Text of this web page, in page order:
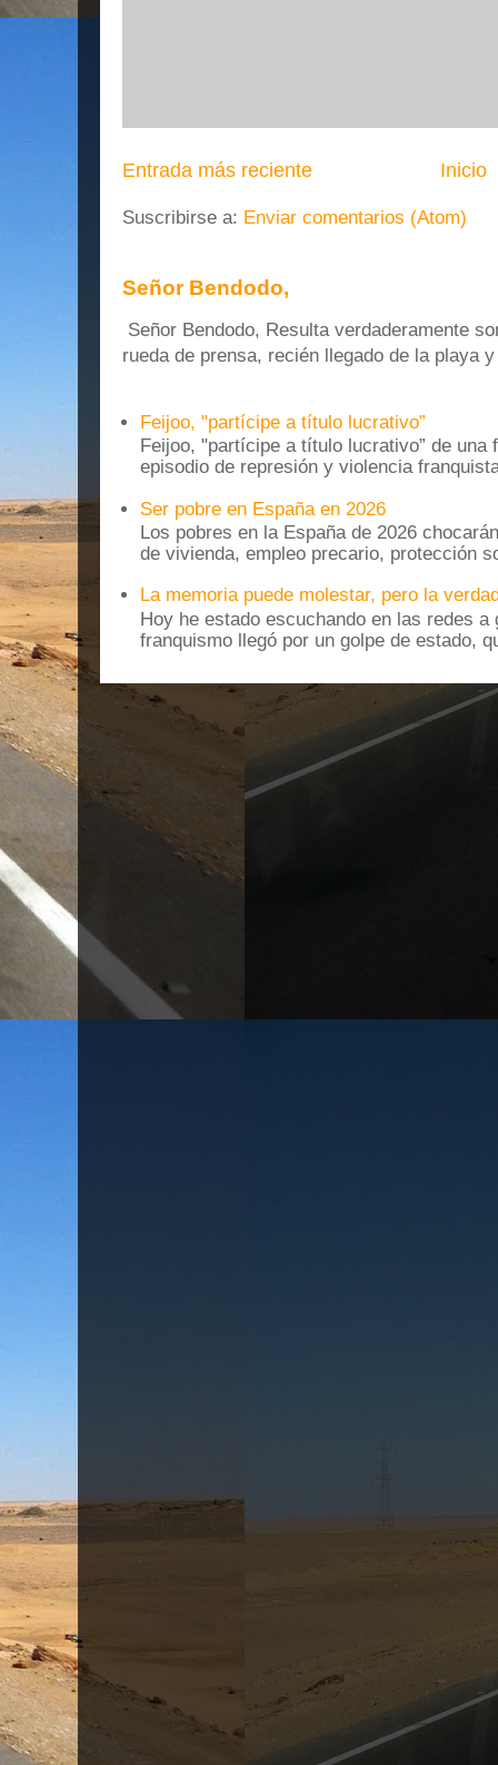
Entrada más reciente Inicio
Suscribirse a: Enviar comentarios (Atom)
Señor Bendodo,
Señor Bendodo, Resulta verdaderamente
rueda de prensa, recién llegado de la playa
Feijoo, "partícipe a título lucrativo”
Feijoo, "partícipe a título lucrativo” de una
episodio de represión y violencia
Ser pobre en España en 2026
Los pobres en la España de 2026
de vivienda, empleo precario, protección
La memoria puede molestar, pero la
Hoy he estado escuchando en las redes a
franquismo llegó por un golpe de estado,